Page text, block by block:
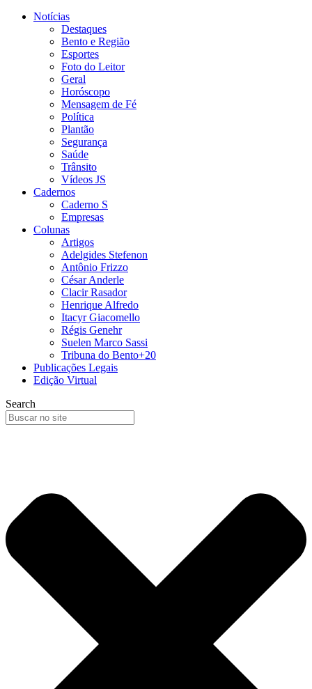
Notícias
Destaques
Bento e Região
Esportes
Foto do Leitor
Geral
Horóscopo
Mensagem de Fé
Política
Plantão
Segurança
Saúde
Trânsito
Vídeos JS
Cadernos
Caderno S
Empresas
Colunas
Artigos
Adelgides Stefenon
Antônio Frizzo
César Anderle
Clacir Rasador
Henrique Alfredo
Itacyr Giacomello
Régis Genehr
Suelen Marco Sassi
Tribuna do Bento+20
Publicações Legais
Edição Virtual
Search